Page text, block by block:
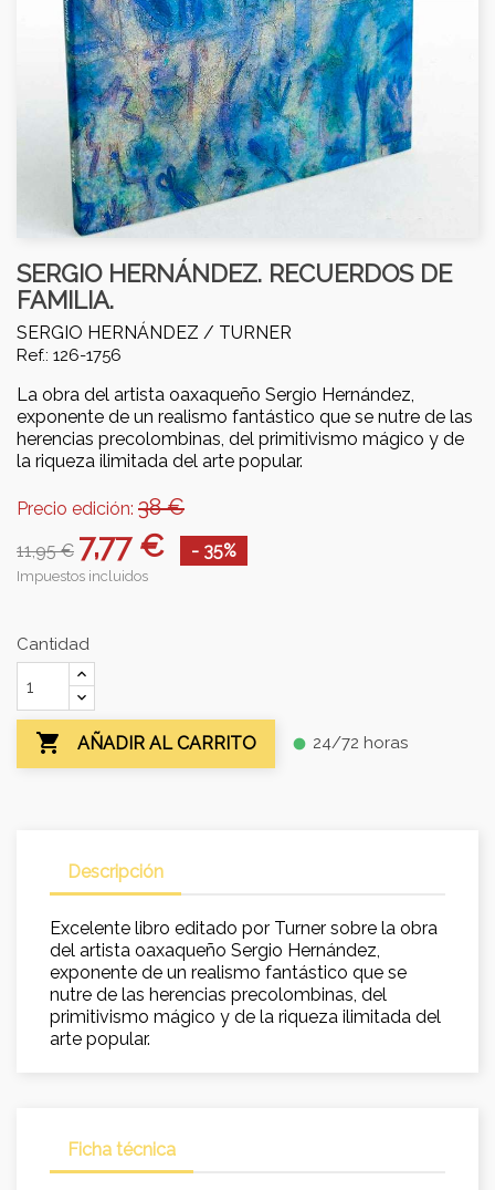
SERGIO HERNÁNDEZ. RECUERDOS DE
FAMILIA.
SERGIO HERNÁNDEZ / TURNER
Ref.: 126-1756
La obra del artista oaxaqueño Sergio Hernández,
exponente de un realismo fantástico que se nutre de las
herencias precolombinas, del primitivismo mágico y de
la riqueza ilimitada del arte popular.
Precio edición: 38 €
11,95 € 7,77 € - 35%
Impuestos incluidos
Cantidad
 AÑADIR AL CARRITO fiber_manual_record 24/72 horas
Descripción
Excelente libro editado por Turner sobre la obra
del artista oaxaqueño Sergio Hernández,
exponente de un realismo fantástico que se
nutre de las herencias precolombinas, del
primitivismo mágico y de la riqueza ilimitada del
arte popular.
Ficha técnica